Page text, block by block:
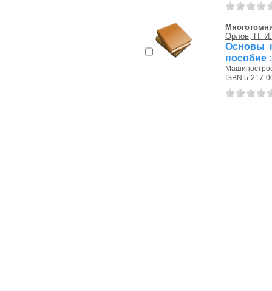
Орлов, П. И.
Основы
пособие
ISBN 5-217-